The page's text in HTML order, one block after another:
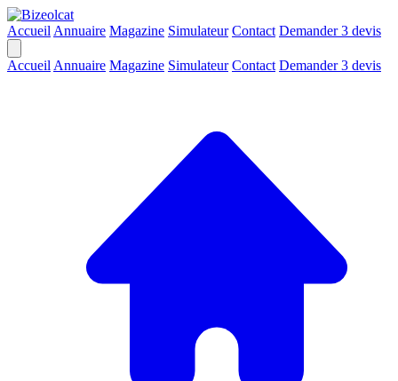
Accueil Annuaire Magazine Simulateur Contact Demander 3 devis
Accueil Annuaire Magazine Simulateur Contact Demander 3 devis